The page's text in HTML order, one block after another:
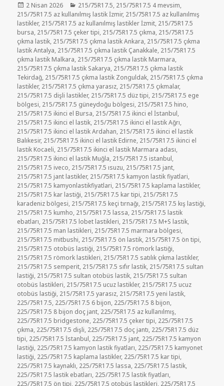
Yayın
tarihi
2 Nisan 2026 Kategoriler
215/75R17.5, 215/75R17.5 4 mevsim,
215/75R17.5 az kullanılmış lastik İzmir, 215/75R17.5 az kullanılmış
lastikler, 215/75R17.5 az kullanılmış lastikler İzmit, 215/75R17.5
bursa, 215/75R17.5 çeker tipi, 215/75R17.5 çıkma, 215/75R17.5
çıkma lastik, 215/75R17.5 çıkma lastik Ankara, 215/75R17.5 çıkma
lastik Antalya, 215/75R17.5 çıkma lastik Çanakkale, 215/75R17.5
çıkma lastik Malkara, 215/75R17.5 çıkma lastik Marmara,
215/75R17.5 çıkma lastik Sakarya, 215/75R17.5 çıkma lastik
Tekirdağ, 215/75R17.5 çıkma lastik Zonguldak, 215/75R17.5 çıkma
lastikler, 215/75R17.5 çıkma yarasız, 215/75R17.5 çıkmalar,
215/75R17.5 dişli lastikler, 215/75R17.5 düz tipi, 215/75R17.5 ege
bölgesi, 215/75R17.5 güneydoğu bölgesi, 215/75R17.5 hino,
215/75R17.5 ikinci el Bursa, 215/75R17.5 ikinci el İstanbul,
215/75R17.5 ikinci el lastik, 215/75R17.5 ikinci el lastik Ağrı,
215/75R17.5 ikinci el lastik Ardahan, 215/75R17.5 ikinci el lastik
Balıkesir, 215/75R17.5 ikinci el lastik Edirne, 215/75R17.5 ikinci el
lastik Kocaeli, 215/75R17.5 ikinci el lastik Marmara adası,
215/75R17.5 ikinci el lastik Muğla, 215/75R17.5 istanbul,
215/75R17.5 iveco, 215/75R17.5 ısuzu, 215/75R17.5 jant,
215/75R17.5 jant lastikler, 215/75R17.5 kamyon lastik fiyatlari,
215/75R17.5 kamyonlastikfiyatlari, 215/75R17.5 kaplama lastikler,
215/75R17.5 kar lastiği, 215/75R17.5 kar tipi, 215/75R17.5
karadeniz bölgesi, 215/75R17.5 keçi tırnağı, 215/75R17.5 kış lastiği,
215/75R17.5 kumho, 215/75R17.5 lassa, 215/75R17.5 lastik
ebatları, 215/75R17.5 lobet lastikleri, 215/75R17.5 M+S lastik,
215/75R17.5 man lastikleri, 215/75R17.5 marmara bölgesi,
215/75R17.5 mitbushi, 215/75R17.5 ön lastik, 215/75R17.5 ön tipi,
215/75R17.5 otobüs lastiği, 215/75R17.5 römork lastiği,
215/75R17.5 römork lastikleri, 215/75R17.5 satılık çıkma lastikler,
215/75R17.5 semperit, 215/75R17.5 sıfır lastik, 215/75R17.5 sultan
lastiği, 215/75R17.5 sultan otobüs lastik, 215/75R17.5 sultan
otobüs lastikleri, 215/75R17.5 ucuz lastikler, 215/75R17.5 ucuz
otobüs lastiği, 215/75R17.5 yarasız, 215/75R17.5 yeni lastik,
225/75R17.5, 225/75R17.5 6 bijon, 225/75R17.5 8 bijon,
225/75R17.5 8 bijon doç jant, 225/75R17.5 az kullanılmış,
225/75R17.5 bridgestone, 225/75R17.5 çeker tipi, 225/75R17.5
çıkma, 225/75R17.5 dişli, 225/75R17.5 doç jantı, 225/75R17.5 düz
tipi, 225/75R17.5 İstanbul, 225/75R17.5 jant, 225/75R17.5 kamyon
lastiği, 225/75R17.5 kamyon lastik fiyatları, 225/75R17.5 kamyonet
lastiği, 225/75R17.5 kaplama lastikler, 225/75R17.5 kar tipi,
225/75R17.5 kaynaklı, 225/75R17.5 lassa, 225/75R17.5 lastik,
225/75R17.5 lastik ebatları, 225/75R17.5 lastik fiyatları,
225/75R17.5 ön tipi, 225/75R17.5 otobüs lastikleri, 225/75R17.5